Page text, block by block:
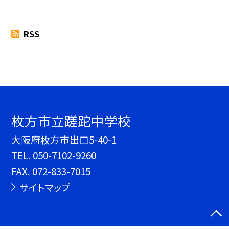
RSS
枚方市立蹉跎中学校
大阪府枚方市出口5-40-1
TEL. 050-7102-9260
FAX. 072-833-7015
サイトマップ